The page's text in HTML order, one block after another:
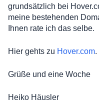
grundsätzlich bei
meine bestehenden
Ihnen rate ich das selbe.
Hier gehts zu Hover.com.
Grüße und eine Woche
Heiko Häusler